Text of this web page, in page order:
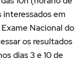
interessados em
Nacional do
os resultados
dias 3 e 10 de